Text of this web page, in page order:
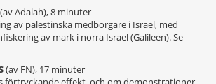
(av Adalah), 8 minuter
av palestinska medborgare i Israel, med
av mark i norra Israel (Galileen). Se
(av FN), 17 minuter